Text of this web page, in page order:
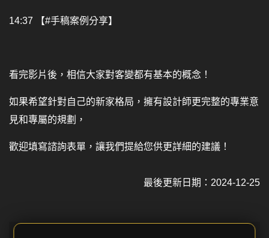
14:37 【#手稿案例分享】
看完影片後，相信大家對客變都有基本的概念！
如果希望針對自己的新家格局，擁有設計師更完整的專業意
見和專屬的規劃，
歡迎填寫諮詢表單，讓我們提給您供更詳細的建議！
最後更新日期：2024-12-25